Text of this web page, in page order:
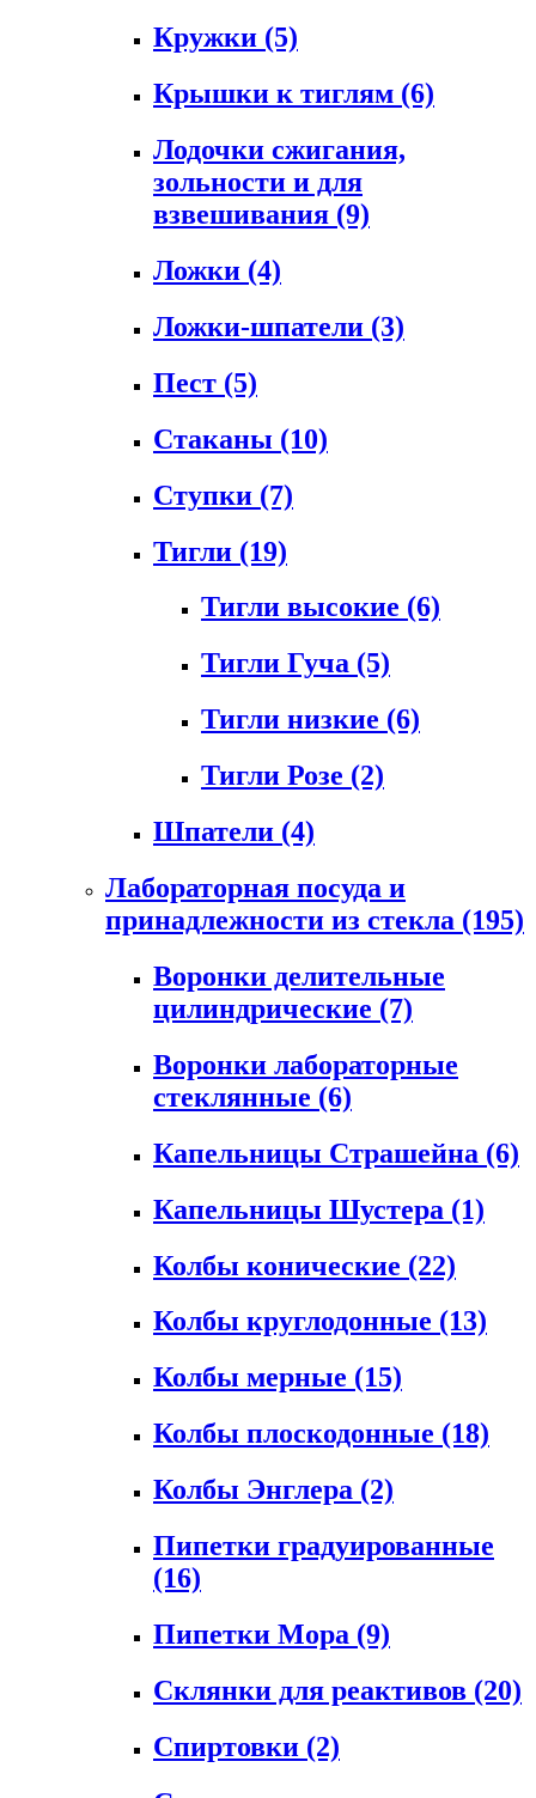
Кружки (5)
Крышки к тиглям (6)
Лодочки сжигания,
зольности и для
взвешивания (9)
Ложки (4)
Ложки-шпатели (3)
Пест (5)
Стаканы (10)
Ступки (7)
Тигли (19)
Тигли высокие (6)
Тигли Гуча (5)
Тигли низкие (6)
Тигли Розе (2)
Шпатели (4)
Лабораторная посуда и
принадлежности из стекла (195)
Воронки делительные
цилиндрические (7)
Воронки лабораторные
стеклянные (6)
Капельницы Страшейна (6)
Капельницы Шустера (1)
Колбы конические (22)
Колбы круглодонные (13)
Колбы мерные (15)
Колбы плоскодонные (18)
Колбы Энглера (2)
Пипетки градуированные
(16)
Пипетки Мора (9)
Склянки для реактивов (20)
Спиртовки (2)